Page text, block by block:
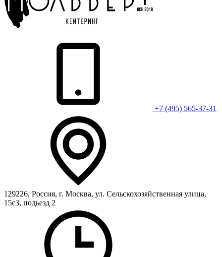
+7 (495) 565-37-31
129226, Россия, г. Москва, ул. Сельскохозяйственная улица,
15с3, подьезд 2